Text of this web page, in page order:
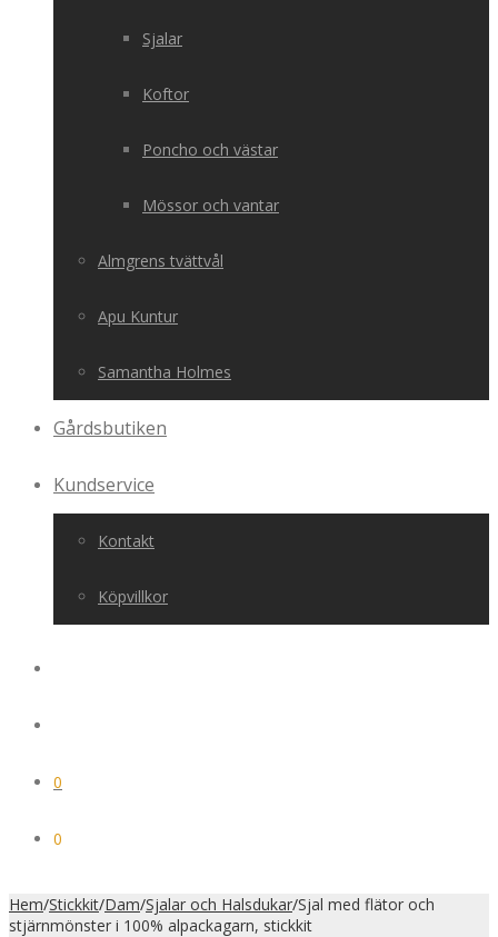
Sjalar
Koftor
Poncho och västar
Mössor och vantar
Almgrens tvättvål
Apu Kuntur
Samantha Holmes
Gårdsbutiken
Kundservice
Kontakt
Köpvillkor
0
0
Hem/Stickkit/Dam/Sjalar och Halsdukar/Sjal med flätor och
stjärnmönster i 100% alpackagarn, stickkit